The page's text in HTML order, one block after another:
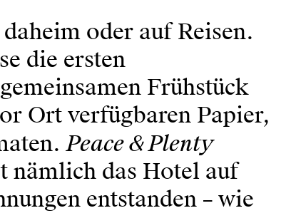
oder auf Reisen.
die ersten
Frühstück
Ort verfügbaren Papier,
Peace & Plenty
nämlich das Hotel auf
entstanden – wie